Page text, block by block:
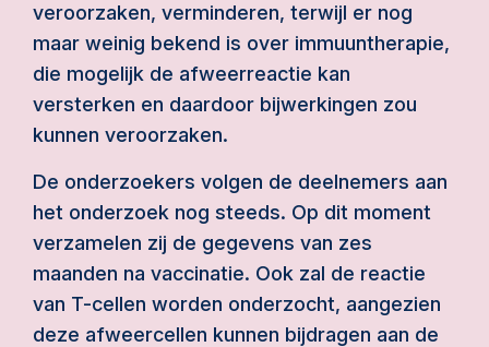
veroorzaken, verminderen, terwijl er nog
maar weinig bekend is over immuuntherapie,
die mogelijk de afweerreactie kan
versterken en daardoor bijwerkingen zou
kunnen veroorzaken.
De onderzoekers volgen de deelnemers aan
het onderzoek nog steeds. Op dit moment
verzamelen zij de gegevens van zes
maanden na vaccinatie. Ook zal de reactie
van T-cellen worden onderzocht, aangezien
deze afweercellen kunnen bijdragen aan de